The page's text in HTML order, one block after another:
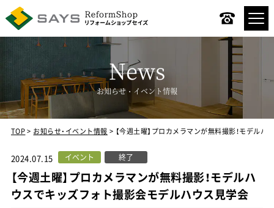
コンセプト
デザインスタイル
News
お知らせ・イベント情報
TOP お知らせ・イベント情報 【今週土曜】プロカメラマンが無料撮影！モデル
2024.07.15 イベント 終了
【今週土曜】プロカメラマンが無料撮影！モデルハ
ウスでキッズフォト撮影会モデルハウス見学会